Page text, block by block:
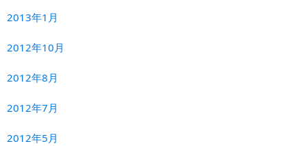
2013年1月
2012年10月
2012年8月
2012年7月
2012年5月